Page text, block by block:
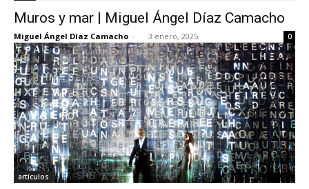
Muros y mar | Miguel Ángel Díaz Camacho
Miguel Ángel Díaz Camacho - 3 enero, 2025 0
artículos